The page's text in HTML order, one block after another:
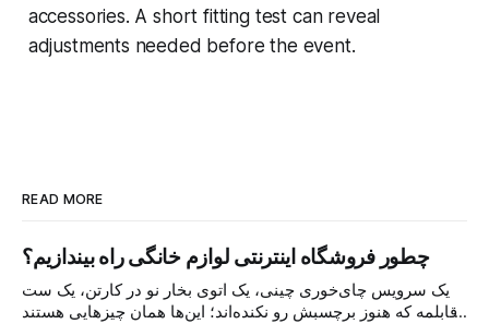
accessories. A short fitting test can reveal
adjustments needed before the event.
READ MORE
چطور فروشگاه اینترنتی لوازم خانگی راه بیندازیم؟
یک سرویس چای‌خوری چینی، یک اتوی بخار نو در کارتن، یک ست
قابلمه که هنوز برچسبش رو نکنده‌اند؛ این‌ها همان چیزهایی هستند